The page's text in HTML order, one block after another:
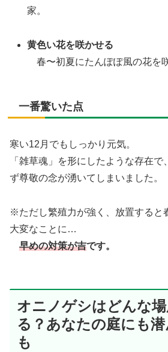
家。
黄色い花を咲かせる
春〜初夏にたんぽぽ風の花を
一番驚いた点
寒い12月でもしっかり元気。
「雑草魂」を形にしたような存在
ず尊敬の念が湧いてしまいました。
※ただし繁殖力が強く、放置すると
大変なことに…
早めの対策が吉です。
オニノゲシはどんな場
る？あなたの庭にも
も